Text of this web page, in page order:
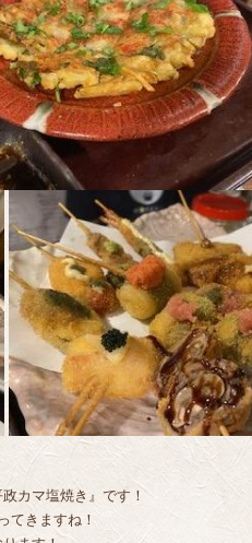
カマ塩焼き』です！
てきますね！